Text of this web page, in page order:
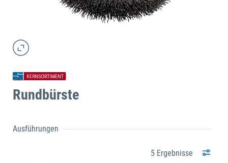
Rundbürste
Ausführungen
5 Ergebnisse